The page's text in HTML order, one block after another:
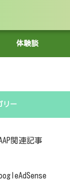
体験談
リー
関連記事